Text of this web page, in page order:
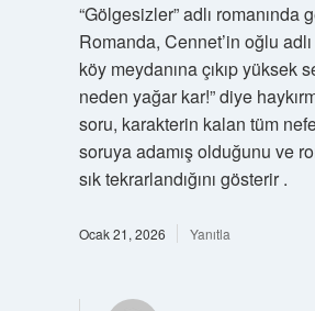
“Gölgesizler” adlı romanında
Romanda, Cennet’in oğlu
köy meydanına çıkıp yüksek
neden yağar kar!” diye
soru, karakterin kalan tüm
soruya adamış olduğunu ve
sık tekrarlandığını gösterir .
Ocak 21, 2026 Yanıtla